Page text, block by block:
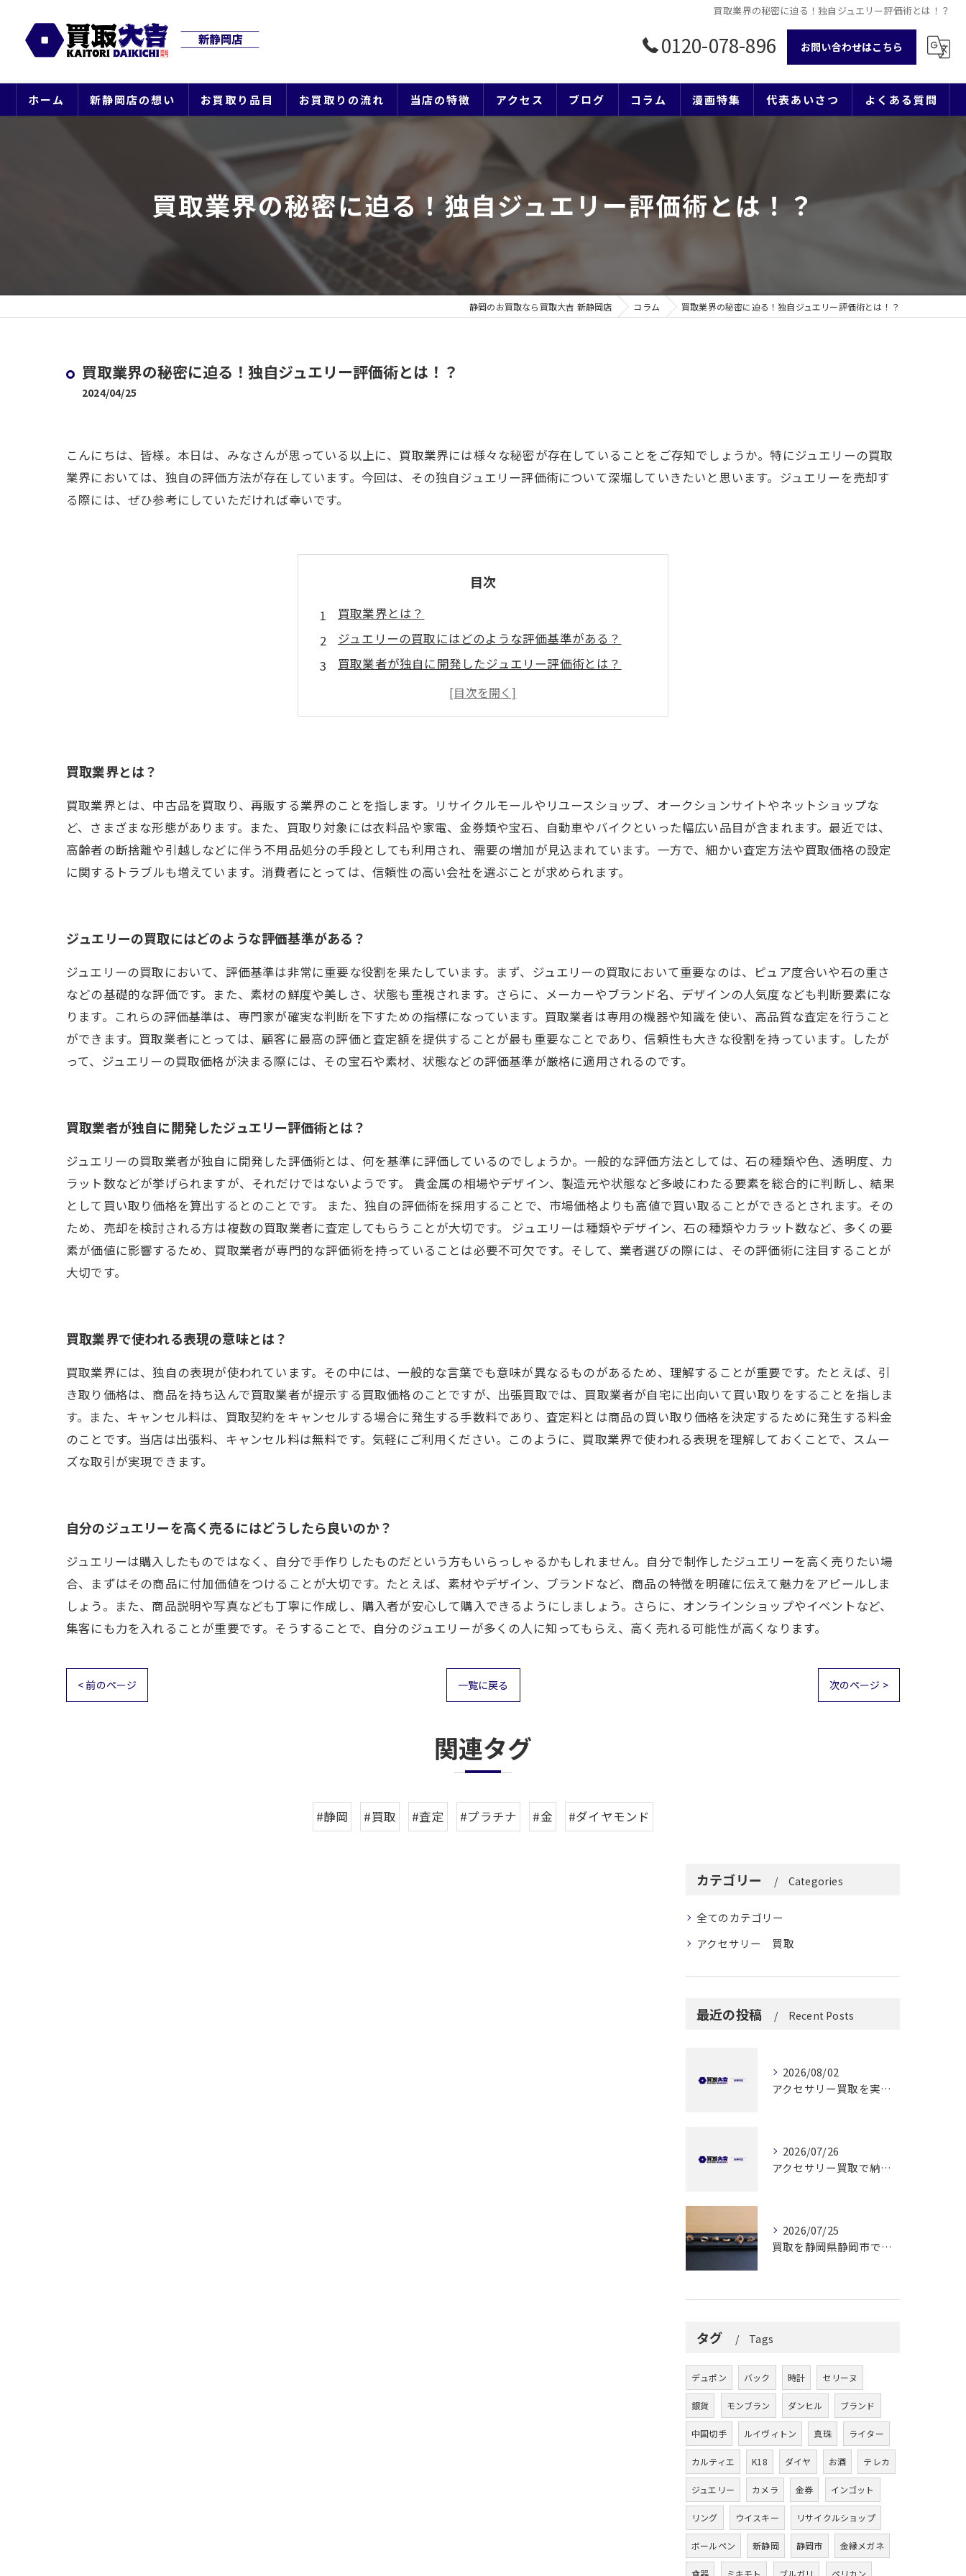
買取業界の秘密に迫る！独自ジュエリー評価術とは！？
0120-078-896 お問い合わせはこちら
ホーム 新静岡店の想い お買取り品目 お買取りの流れ 当店の特徴
ブランド
ジュエリー
時計
アクセス ブログ コラム 漫画特集 代表あいさつ よくある質問
買取業界の秘密に迫る！独自ジュエリー評価術とは！？
静岡のお買取なら買取大吉 新静岡店 コラム 買取業界の秘密に迫る！独自ジュエリー評価術とは！？
買取業界の秘密に迫る！独自ジュエリー評価術とは！？
2024/04/25
こんにちは、皆様。本日は、みなさんが思っている以上に、買取業界には様々な秘密が存在していることをご存知でしょうか。特にジュエリーの買取
業界においては、独自の評価方法が存在しています。今回は、その独自ジュエリー評価術について深堀していきたいと思います。ジュエリーを売却す
る際には、ぜひ参考にしていただければ幸いです。
目次
買取業界とは？
ジュエリーの買取にはどのような評価基準がある？
買取業者が独自に開発したジュエリー評価術とは？
買取業界で使われる表現の意味とは？
自分のジュエリーを高く売るにはどうしたら良いのか？
買取業界とは？
買取業界とは、中古品を買取り、再販する業界のことを指します。リサイクルモールやリユースショップ、オークションサイトやネットショップな
ど、さまざまな形態があります。また、買取り対象には衣料品や家電、金券類や宝石、自動車やバイクといった幅広い品目が含まれます。最近では、
高齢者の断捨離や引越しなどに伴う不用品処分の手段としても利用され、需要の増加が見込まれています。一方で、細かい査定方法や買取価格の設定
に関するトラブルも増えています。消費者にとっては、信頼性の高い会社を選ぶことが求められます。
ジュエリーの買取にはどのような評価基準がある？
ジュエリーの買取において、評価基準は非常に重要な役割を果たしています。まず、ジュエリーの買取において重要なのは、ピュア度合いや石の重さ
などの基礎的な評価です。また、素材の鮮度や美しさ、状態も重視されます。さらに、メーカーやブランド名、デザインの人気度なども判断要素にな
ります。これらの評価基準は、専門家が確実な判断を下すための指標になっています。買取業者は専用の機器や知識を使い、高品質な査定を行うこと
ができます。買取業者にとっては、顧客に最高の評価と査定額を提供することが最も重要なことであり、信頼性も大きな役割を持っています。したが
って、ジュエリーの買取価格が決まる際には、その宝石や素材、状態などの評価基準が厳格に適用されるのです。
買取業者が独自に開発したジュエリー評価術とは？
ジュエリーの買取業者が独自に開発した評価術とは、何を基準に評価しているのでしょうか。一般的な評価方法としては、石の種類や色、透明度、カ
ラット数などが挙げられますが、それだけではないようです。 貴金属の相場やデザイン、製造元や状態など多岐にわたる要素を総合的に判断し、結果
として買い取り価格を算出するとのことです。 また、独自の評価術を採用することで、市場価格よりも高値で買い取ることができるとされます。その
ため、売却を検討される方は複数の買取業者に査定してもらうことが大切です。 ジュエリーは種類やデザイン、石の種類やカラット数など、多くの要
素が価値に影響するため、買取業者が専門的な評価術を持っていることは必要不可欠です。そして、業者選びの際には、その評価術に注目することが
大切です。
買取業界で使われる表現の意味とは？
買取業界には、独自の表現が使われています。その中には、一般的な言葉でも意味が異なるものがあるため、理解することが重要です。たとえば、引
き取り価格は、商品を持ち込んで買取業者が提示する買取価格のことですが、出張買取では、買取業者が自宅に出向いて買い取りをすることを指しま
す。また、キャンセル料は、買取契約をキャンセルする場合に発生する手数料であり、査定料とは商品の買い取り価格を決定するために発生する料金
のことです。当店は出張料、キャンセル料は無料です。気軽にご利用ください。このように、買取業界で使われる表現を理解しておくことで、スムー
ズな取引が実現できます。
自分のジュエリーを高く売るにはどうしたら良いのか？
ジュエリーは購入したものではなく、自分で手作りしたものだという方もいらっしゃるかもしれません。自分で制作したジュエリーを高く売りたい場
合、まずはその商品に付加価値をつけることが大切です。たとえば、素材やデザイン、ブランドなど、商品の特徴を明確に伝えて魅力をアピールしま
しょう。また、商品説明や写真なども丁寧に作成し、購入者が安心して購入できるようにしましょう。さらに、オンラインショップやイベントなど、
集客にも力を入れることが重要です。そうすることで、自分のジュエリーが多くの人に知ってもらえ、高く売れる可能性が高くなります。
< 前のページ 一覧に戻る 次のページ >
関連タグ
#静岡 #買取 #査定 #プラチナ #金 #ダイヤモンド
カテゴリー Categories
全てのカテゴリー
アクセサリー 買取
最近の投稿 Recent Posts
2026/08/02
アクセサリー買取を実施する前に知っておきたい高価売却と安全な手続きのポイント
2026/07/26
アクセサリー買取で納得できる解答を静岡県静岡市で見つけるためのポイント
2026/07/25
買取を静岡県静岡市でリング高価買取と査定無料で納得できる方法ガイド
タグ Tags
デュポン バック 時計 セリーヌ
銀貨 モンブラン ダンヒル ブランド
中国切手 ルイヴィトン 真珠 ライター
カルティエ K18 ダイヤ お酒 テレカ
ジュエリー カメラ 金券 インゴット
リング ウイスキー リサイクルショップ
ボールペン 新静岡 静岡市 金縁メガネ
食器 ミキモト ブルガリ ペリカン